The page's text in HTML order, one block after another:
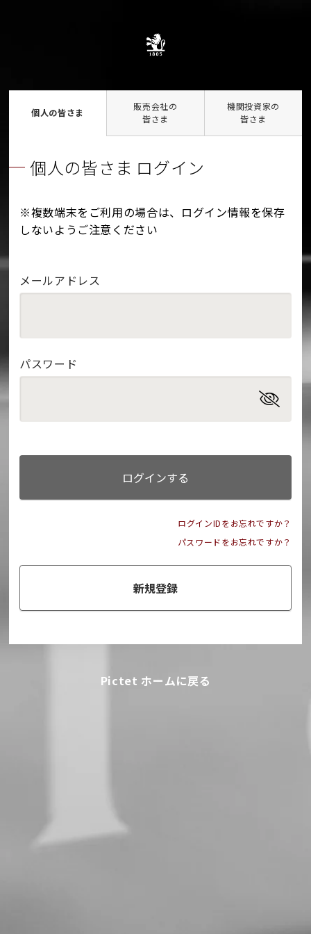
個人の皆さま
販売会社の
皆さま
機関投資家の
皆さま
個人の皆さま ログイン
※複数端末をご利用の場合は、ログイン情報を保存
しないようご注意ください
メールアドレス
パスワード
ログインする
ログインIDをお忘れですか？
パスワードをお忘れですか？
新規登録
Pictet ホームに戻る